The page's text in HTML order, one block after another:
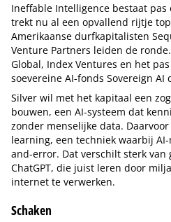
Ineffable Intelligence bestaat
trekt nu al een opvallend rijtje
Amerikaanse durfkapitalisten
Venture Partners leiden de
Global, Index Ventures en het
soevereine AI-fonds Sovereign AI
Silver wil met het kapitaal een
bouwen, een AI-systeem dat
zonder menselijke data.
learning, een techniek waarbij
and-error. Dat verschilt sterk van
ChatGPT, die juist leren door
internet te verwerken.
Schaken